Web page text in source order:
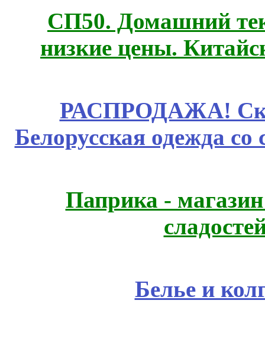
СП50. Домашний
низкие цены.
РАСПРОДАЖА!
Белорусская одежда
Паприка -
Белье и